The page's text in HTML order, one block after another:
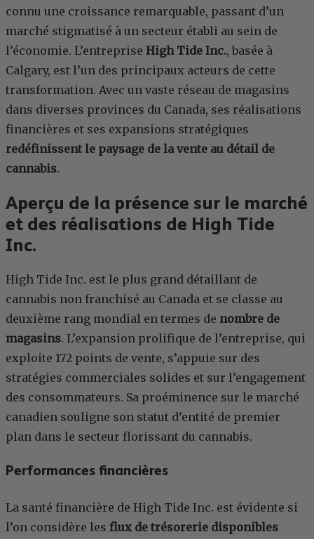
connu une croissance remarquable, passant d’un
marché stigmatisé à un secteur établi au sein de
l’économie. L’entreprise High Tide Inc., basée à
Calgary, est l’un des principaux acteurs de cette
transformation. Avec un vaste réseau de magasins
dans diverses provinces du Canada, ses réalisations
financières et ses expansions stratégiques
redéfinissent le paysage de la vente au détail de
cannabis.
Aperçu de la présence sur le marché
et des réalisations de High Tide
Inc.
High Tide Inc. est le plus grand détaillant de
cannabis non franchisé au Canada et se classe au
deuxième rang mondial en termes de nombre de
magasins. L’expansion prolifique de l’entreprise, qui
exploite 172 points de vente, s’appuie sur des
stratégies commerciales solides et sur l’engagement
des consommateurs. Sa proéminence sur le marché
canadien souligne son statut d’entité de premier
plan dans le secteur florissant du cannabis.
Performances financières
La santé financière de High Tide Inc. est évidente si
l’on considère les flux de trésorerie disponibles